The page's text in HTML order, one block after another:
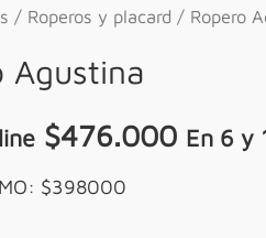
/ Roperos y placard / Ropero
Agustina
$476.000 En 6 y
$398000